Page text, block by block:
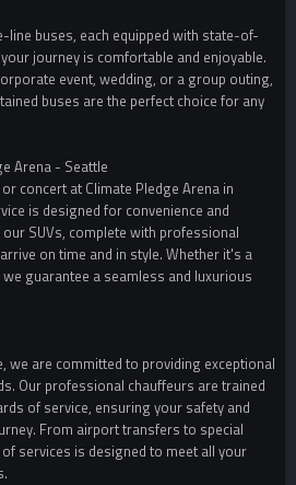
buses, each equipped with state-of-
journey is comfortable and enjoyable.
event, wedding, or a group outing,
buses are the perfect choice for any
Arena - Seattle
concert at Climate Pledge Arena in
is designed for convenience and
SUVs, complete with professional
on time and in style. Whether it's a
guarantee a seamless and luxurious
we are committed to providing exceptional
Our professional chauffeurs are trained
of service, ensuring your safety and
From airport transfers to special
services is designed to meet all your